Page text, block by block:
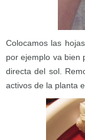
Colocamos las
por ejemplo va bien
directa del sol.
activos de la planta